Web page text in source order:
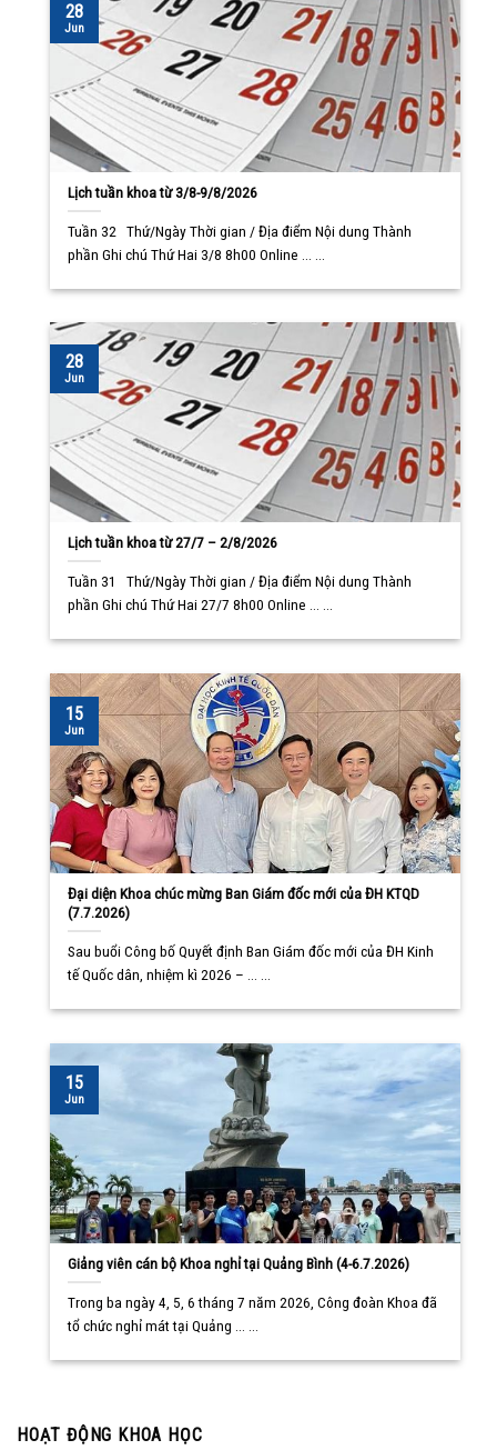
Lịch tuần khoa từ 3/8-9/8/2026
Tuần 32 Thứ/Ngày Thời gian / Địa điểm Nội dung Thành
phần Ghi chú Thứ Hai 3/8 8h00 Online ... ...
28
Jun
Lịch tuần khoa từ 27/7 – 2/8/2026
Tuần 31 Thứ/Ngày Thời gian / Địa điểm Nội dung Thành
phần Ghi chú Thứ Hai 27/7 8h00 Online ... ...
28
Jun
Đại diện Khoa chúc mừng Ban Giám đốc mới của ĐH KTQD
(7.7.2026)
Sau buổi Công bố Quyết định Ban Giám đốc mới của ĐH Kinh
tế Quốc dân, nhiệm kì 2026 – ... ...
15
Jun
Giảng viên cán bộ Khoa nghỉ tại Quảng Bình (4-6.7.2026)
Trong ba ngày 4, 5, 6 tháng 7 năm 2026, Công đoàn Khoa đã
tổ chức nghỉ mát tại Quảng ... ...
15
Jun
HOẠT ĐỘNG KHOA HỌC